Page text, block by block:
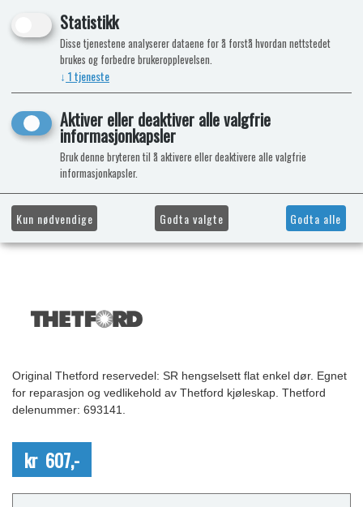
Original Thetford reservedel: SR hengselsett flat enkel dør. Egnet
for reparasjon og vedlikehold av Thetford kjøleskap. Thetford
delenummer: 693141.
kr 607,-
Statistikk
Disse tjenestene analyserer dataene for å forstå hvordan nettstedet
brukes og forbedre brukeropplevelsen.
↓ 1tjeneste
Aktiver eller deaktiver alle valgfrie
informasjonkapsler
Bruk denne bryteren til å aktivere eller deaktivere alle valgfrie
informasjonkapsler.
Kun nødvendige Godta valgte Godta alle